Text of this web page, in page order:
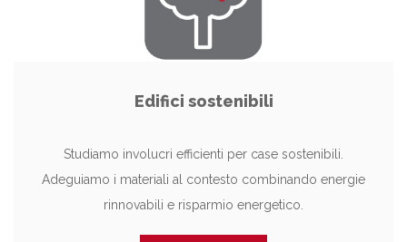
Edifici sostenibili
Studiamo involucri efficienti per case sostenibili.
Adeguiamo i materiali al contesto combinando energie
rinnovabili e risparmio energetico.